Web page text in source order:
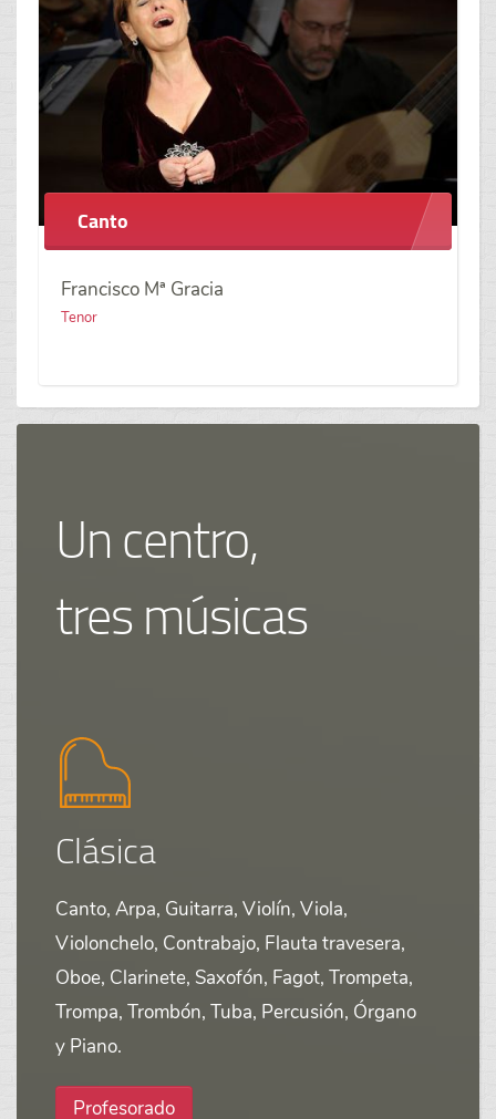
Canto
Francisco Mª Gracia
Tenor
Un centro,
tres músicas
Clásica
Canto, Arpa, Guitarra, Violín, Viola,
Violonchelo, Contrabajo, Flauta travesera,
Oboe, Clarinete, Saxofón, Fagot, Trompeta,
Trompa, Trombón, Tuba, Percusión, Órgano
y Piano.
Profesorado